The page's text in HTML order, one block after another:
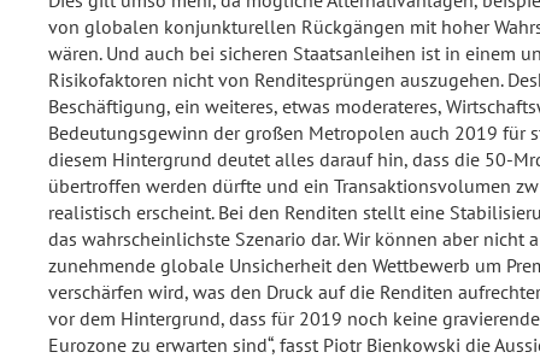
von globalen konjunkturellen Rückgängen mit hoher
wären. Und auch bei sicheren Staatsanleihen ist in einem
Risikofaktoren nicht von Renditesprüngen auszugehen.
Beschäftigung, ein weiteres, etwas moderateres,
Bedeutungsgewinn der großen Metropolen auch 2019 für
diesem Hintergrund deutet alles darauf hin, dass die 50-
übertroffen werden dürfte und ein Transaktionsvolumen
realistisch erscheint. Bei den Renditen stellt eine
das wahrscheinlichste Szenario dar. Wir können aber nicht
zunehmende globale Unsicherheit den Wettbewerb um
verschärfen wird, was den Druck auf die Renditen
vor dem Hintergrund, dass für 2019 noch keine
Eurozone zu erwarten sind“, fasst Piotr Bienkowski die